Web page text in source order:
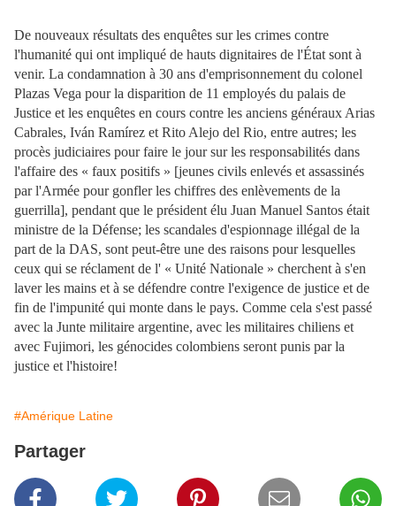
De nouveaux résultats des enquêtes sur les crimes contre
l'humanité qui ont impliqué de hauts dignitaires de l'État sont à
venir. La condamnation à 30 ans d'emprisonnement du colonel
Plazas Vega pour la disparition de 11 employés du palais de
Justice et les enquêtes en cours contre les anciens généraux Arias
Cabrales, Iván Ramírez et Rito Alejo del Rio, entre autres; les
procès judiciaires pour faire le jour sur les responsabilités dans
l'affaire des « faux positifs » [jeunes civils enlevés et assassinés
par l'Armée pour gonfler les chiffres des enlèvements de la
guerrilla], pendant que le président élu Juan Manuel Santos était
ministre de la Défense; les scandales d'espionnage illégal de la
part de la DAS, sont peut-être une des raisons pour lesquelles
ceux qui se réclament de l' « Unité Nationale » cherchent à s'en
laver les mains et à se défendre contre l'exigence de justice et de
fin de l'impunité qui monte dans le pays. Comme cela s'est passé
avec la Junte militaire argentine, avec les militaires chiliens et
avec Fujimori, les génocides colombiens seront punis par la
justice et l'histoire!
#Amérique Latine
Partager